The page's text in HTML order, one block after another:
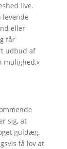
live.
levende
eller
får
udbud af
mulighed,«
sig, at
guldæg,
få lov at